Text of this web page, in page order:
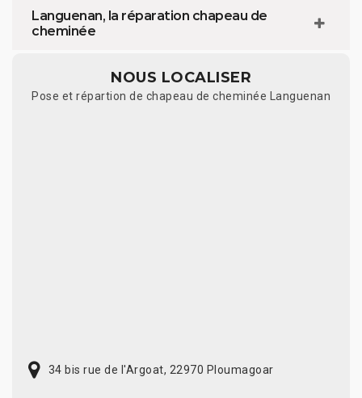
Languenan, la réparation chapeau de
cheminée
NOUS LOCALISER
Pose et répartion de chapeau de cheminée Languenan
34 bis rue de l'Argoat, 22970 Ploumagoar